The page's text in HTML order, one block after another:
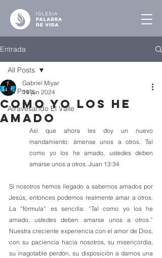
Entrada
All Posts
Atravesando El Valle
All Posts
Como Yo los He
Amado
Gabriel Miyar
14 jun 2024
Así que ahora les doy un nuevo
mandamiento: ámense unos a otros. Tal
como yo los he amado, ustedes deben
amarse unos a otros. Juan 13:34
Si nosotros hemos llegado a sabernos amados por
Jesús, entonces podemos realmente amar a otros.
La “fórmula” es sencilla: “Tal como yo los he
amado, ustedes deben amarse unos a otros.”
Nuestra creciente experiencia con el amor de Dios,
con su paciencia hacia nosotros, su misericordia,
su inagotable perdón, su disposición a darnos una